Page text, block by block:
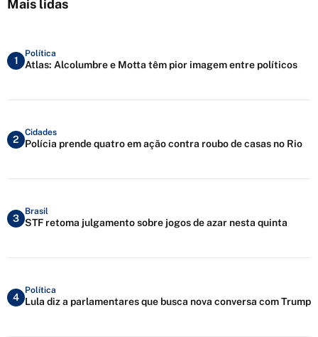
Mais lidas
1
Política
Atlas: Alcolumbre e Motta têm pior imagem entre políticos
2
Cidades
Polícia prende quatro em ação contra roubo de casas no Rio
3
Brasil
STF retoma julgamento sobre jogos de azar nesta quinta
4
Política
Lula diz a parlamentares que busca nova conversa com Trump